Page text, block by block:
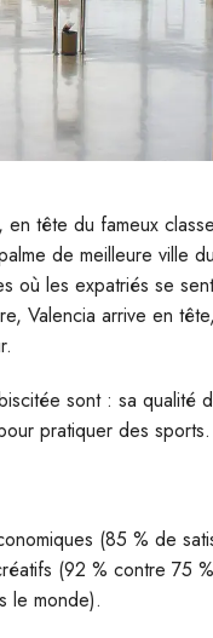
tête du fameux
de meilleure ville
où les expatriés se
Valencia arrive en
sont : sa qualité
pratiquer des sports.
(85 % de
(92 % contre 75
le monde).